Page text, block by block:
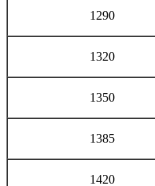
1290
1320
1350
1385
1420